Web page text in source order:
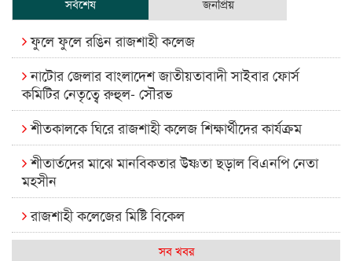
সর্বশেষ জনপ্রিয়
ফুলে ফুলে রঙিন রাজশাহী কলেজ
নাটোর জেলার বাংলাদেশ জাতীয়তাবাদী সাইবার ফোর্স
কমিটির নেতৃত্বে রুহুল- সৌরভ
শীতকালকে ঘিরে রাজশাহী কলেজ শিক্ষার্থীদের কার্যক্রম
শীতার্তদের মাঝে মানবিকতার উষ্ণতা ছড়াল বিএনপি নেতা
মহসীন
রাজশাহী কলেজের মিষ্টি বিকেল
কেমন আছে আমাদের দেশের মধ্যবিত্তরা
সব খবর